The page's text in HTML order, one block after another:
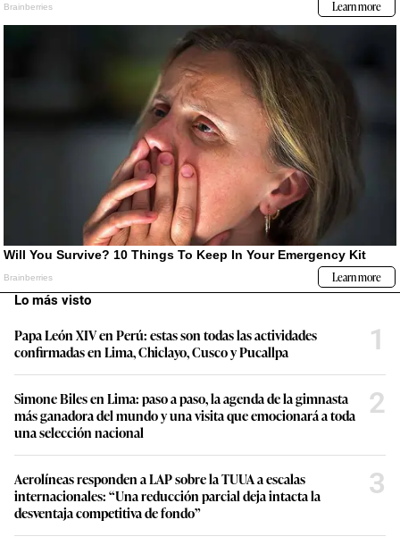
Lo más visto
Papa León XIV en Perú: estas son todas las actividades
confirmadas en Lima, Chiclayo, Cusco y Pucallpa
1
Simone Biles en Lima: paso a paso, la agenda de la gimnasta
más ganadora del mundo y una visita que emocionará a toda
una selección nacional
2
Aerolíneas responden a LAP sobre la TUUA a escalas
internacionales: “Una reducción parcial deja intacta la
desventaja competitiva de fondo”
3